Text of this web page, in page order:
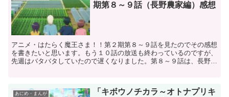
期第８～９話（長野農家編）感想
アニメ・はたらく魔王さま！！第２期第８～９話を見たのでその感想
を書きたいと思います。もう１０話の放送も終わっているのですが、
先週はバタバタしていたので遅くなりました。第８～９話は、長野に
あにめ・まんが
「キボウノチカラ～オトナプリキ